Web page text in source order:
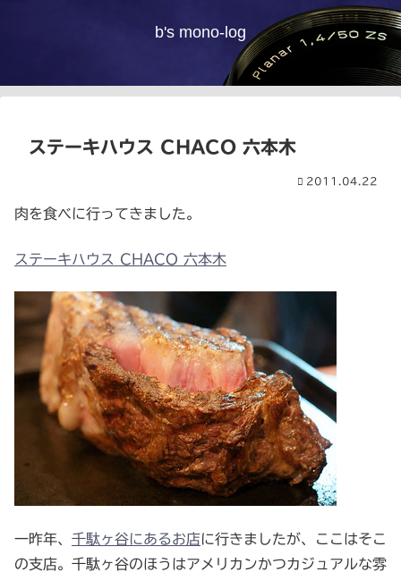
b's mono-log
ステーキハウス CHACO 六本木
2011.04.22
肉を食べに行ってきました。
ステーキハウス CHACO 六本木
一昨年、 千駄ヶ谷にあるお店に行きましたが、ここはそこ
の支店。千駄ヶ谷のほうはアメリカンかつカジュアルな雰